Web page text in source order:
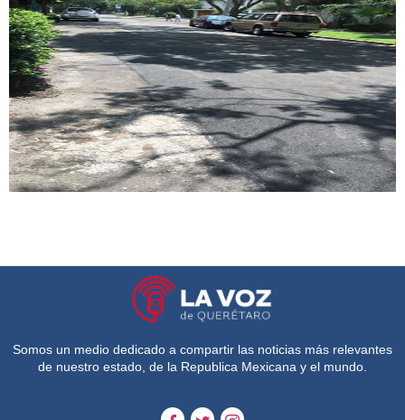
Somos un medio dedicado a compartir las noticias más relevantes
de nuestro estado, de la Republica Mexicana y el mundo.